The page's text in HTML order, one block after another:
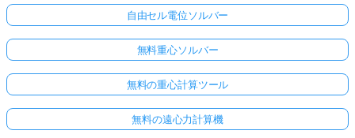
自由セル電位ソルバー
無料重心ソルバー
無料の重心計算ツール
無料の遠心力計算機